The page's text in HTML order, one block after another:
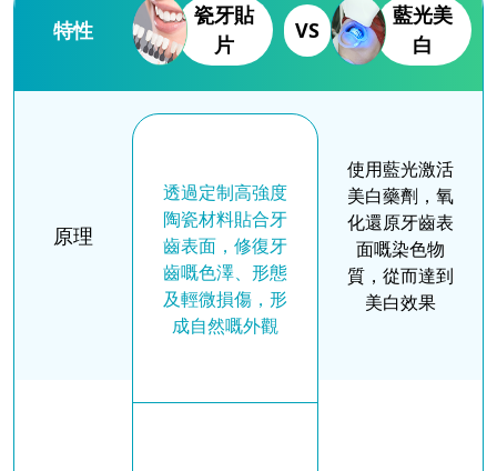
特性
瓷牙貼
片
VS
藍光美
白
原理
透過定制高強度
陶瓷材料貼合牙
齒表面，修復牙
齒嘅色澤、形態
及輕微損傷，形
成自然嘅外觀
使用藍光激活
美白藥劑，氧
化還原牙齒表
面嘅染色物
質，從而達到
美白效果